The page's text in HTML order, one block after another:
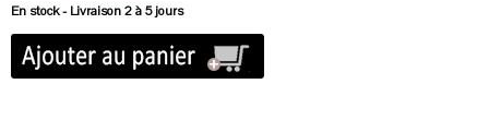
En stock - Livraison 2 à 5 jours